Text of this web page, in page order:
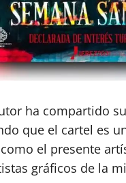
ha compartido
que el cartel es
el presente
gráficos de la